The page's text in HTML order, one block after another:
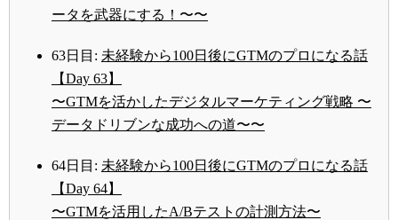
ータを武器にする！〜〜
63日目: 未経験から100日後にGTMのプロになる話
【Day 63】
〜GTMを活かしたデジタルマーケティング戦略 〜
データドリブンな成功への道〜〜
64日目: 未経験から100日後にGTMのプロになる話
【Day 64】
〜GTMを活用したA/Bテストの計測方法〜